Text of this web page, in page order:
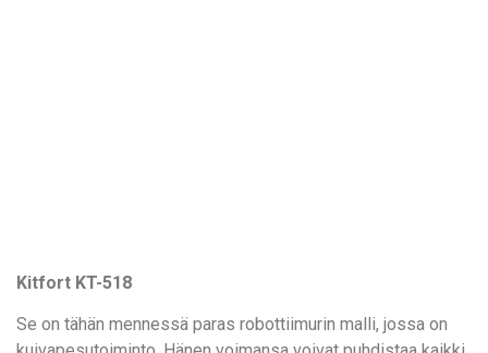
Kitfort KT-518
Se on tähän mennessä paras robottiimurin malli, jossa on